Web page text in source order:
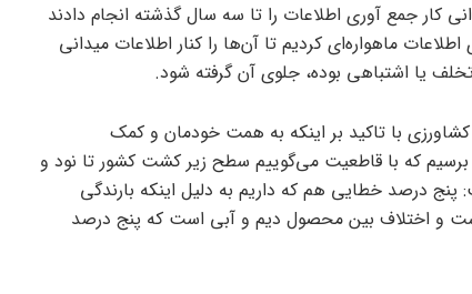
کار جمع آوری اطلاعات را تا سه سال گذشته انجام دادند
ماهواره‌ای کردیم تا آن‌ها را کنار اطلاعات میدانی
یا اشتباهی بوده، جلوی آن گرفته شود.
با تاکید بر اینکه به همت خودمان و کمک
برسیم که با قاطعیت می‌گوییم سطح زیر کشت کشور تا نود و
درصد خطایی هم که داریم به دلیل اینکه بارندگی
و اختلاف بین محصول دیم و آبی است که پنج درصد